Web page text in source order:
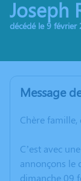
Joseph
décédé le 9
Message
Chère famille,
C’est avec
annonçons le
dimanche 09